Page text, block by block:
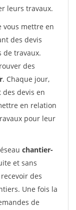
leurs travaux.
vous mettre en
des devis
de travaux.
des
. Chaque jour,
devis en
en relation
pour leur
chantier-
et sans
des
Une fois la
de